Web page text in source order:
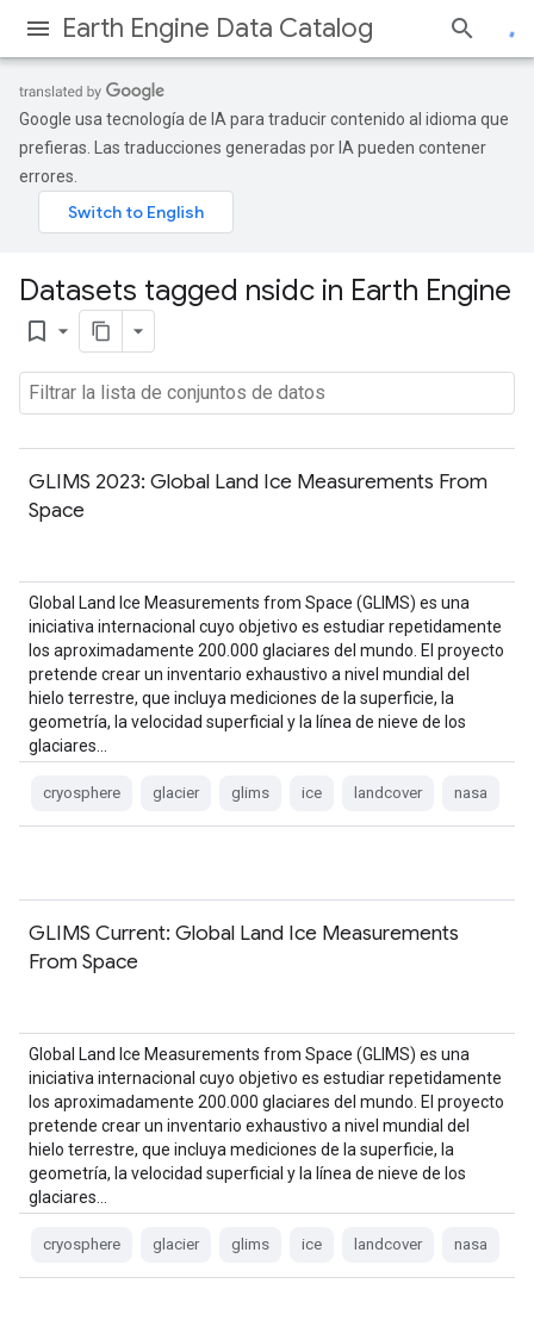
Earth Engine Data Catalog
Google usa tecnología de IA para traducir contenido al idioma que
prefieras. Las traducciones generadas por IA pueden contener
errores.
Datasets tagged nsidc in Earth Engine
bookmark_border
GLIMS 2023: Global Land Ice Measurements From
Space
Global Land Ice Measurements from Space (GLIMS) es una
iniciativa internacional cuyo objetivo es estudiar repetidamente
los aproximadamente 200.000 glaciares del mundo. El proyecto
pretende crear un inventario exhaustivo a nivel mundial del
hielo terrestre, que incluya mediciones de la superficie, la
geometría, la velocidad superficial y la línea de nieve de los
glaciares…
cryosphere glacier glims ice landcover nasa
GLIMS Current: Global Land Ice Measurements
From Space
Global Land Ice Measurements from Space (GLIMS) es una
iniciativa internacional cuyo objetivo es estudiar repetidamente
los aproximadamente 200.000 glaciares del mundo. El proyecto
pretende crear un inventario exhaustivo a nivel mundial del
hielo terrestre, que incluya mediciones de la superficie, la
geometría, la velocidad superficial y la línea de nieve de los
glaciares…
cryosphere glacier glims ice landcover nasa